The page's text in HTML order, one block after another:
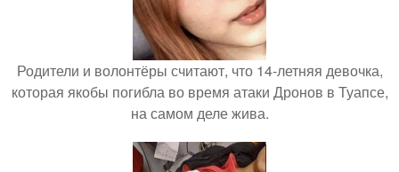
Родители и волонтёры считают, что 14-летняя девочка,
которая якобы погибла во время атаки Дронов в Туапсе,
на самом деле жива.